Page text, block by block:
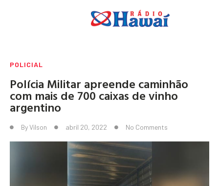
POLICIAL
Polícia Militar apreende caminhão
com mais de 700 caixas de vinho
argentino
ByVilson abril 20, 2022 No Comments